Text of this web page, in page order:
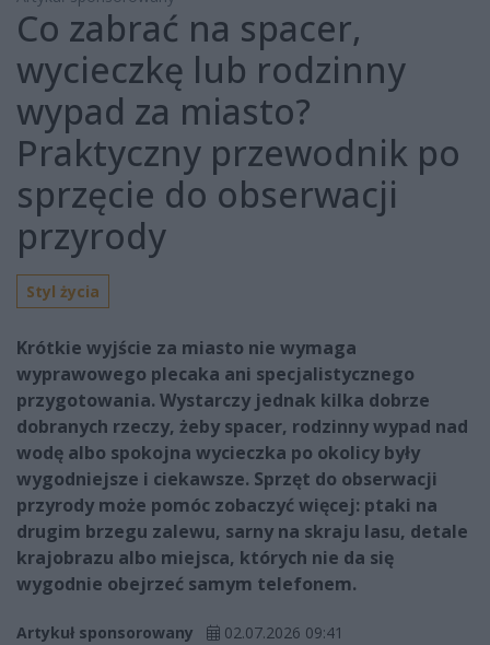
Co zabrać na spacer,
wycieczkę lub rodzinny
wypad za miasto?
Praktyczny przewodnik po
sprzęcie do obserwacji
przyrody
Styl życia
Krótkie wyjście za miasto nie wymaga
wyprawowego plecaka ani specjalistycznego
przygotowania. Wystarczy jednak kilka dobrze
dobranych rzeczy, żeby spacer, rodzinny wypad nad
wodę albo spokojna wycieczka po okolicy były
wygodniejsze i ciekawsze. Sprzęt do obserwacji
przyrody może pomóc zobaczyć więcej: ptaki na
drugim brzegu zalewu, sarny na skraju lasu, detale
krajobrazu albo miejsca, których nie da się
wygodnie obejrzeć samym telefonem.
Artykuł sponsorowany 02.07.2026 09:41